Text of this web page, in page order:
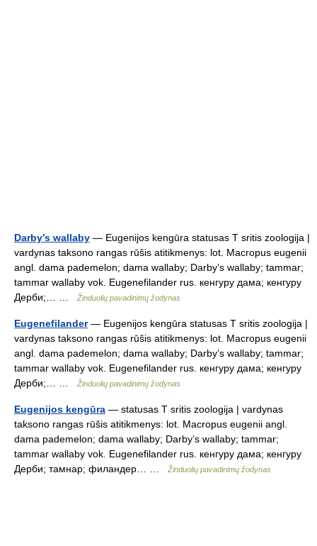
Darby’s wallaby — Eugenijos kengūra statusas T sritis zoologija |
vardynas taksono rangas rūšis atitikmenys: lot. Macropus eugenii
angl. dama pademelon; dama wallaby; Darby’s wallaby; tammar;
tammar wallaby vok. Eugenefilander rus. кенгуру дама; кенгуру
Дерби;… …
Žinduolių pavadinimų žodynas
Eugenefilander— Eugenijos kengūra statusas T sritis zoologija |
vardynas taksono rangas rūšis atitikmenys: lot. Macropus eugenii
angl. dama pademelon; dama wallaby; Darby’s wallaby; tammar;
tammar wallaby vok. Eugenefilander rus. кенгуру дама; кенгуру
Дерби;… …
Žinduolių pavadinimų žodynas
Eugenijos kengūra — statusas T sritis zoologija | vardynas
taksono rangas rūšis atitikmenys: lot. Macropus eugenii angl.
dama pademelon; dama wallaby; Darby’s wallaby; tammar;
tammar wallaby vok. Eugenefilander rus. кенгуру дама; кенгуру
Дерби; тамнар; филандер… …
Žinduolių pavadinimų žodynas